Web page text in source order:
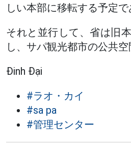
しい本部に移転する予定で
それと並行して、省は旧
し、サパ観光都市の公共空
Đinh Đại
#ラオ・カイ
#sa pa
#管理センター